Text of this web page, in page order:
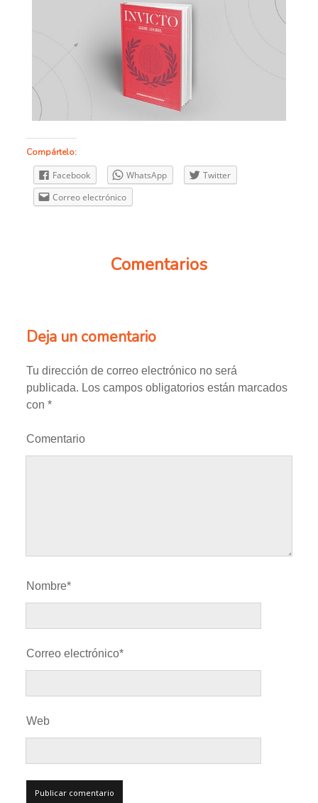
Compártelo:
Facebook WhatsApp
Twitter
Correo electrónico
Comentarios
Deja un comentario
Tu dirección de correo electrónico no será
publicada. Los campos obligatorios están marcados
con*
Comentario
Nombre*
Correo electrónico*
Web